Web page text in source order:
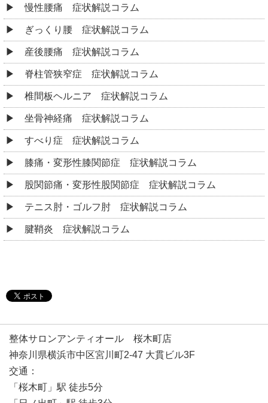
慢性腰痛 症状解説コラム
ぎっくり腰 症状解説コラム
産後腰痛 症状解説コラム
脊柱管狭窄症 症状解説コラム
椎間板ヘルニア 症状解説コラム
坐骨神経痛 症状解説コラム
すべり症 症状解説コラム
膝痛・変形性膝関節症 症状解説コラム
股関節痛・変形性股関節症 症状解説コラム
テニス肘・ゴルフ肘 症状解説コラム
腱鞘炎 症状解説コラム
整体サロンアンティオール 桜木町店
神奈川県横浜市中区宮川町2-47 大貫ビル3F
交通：
「桜木町」駅 徒歩5分